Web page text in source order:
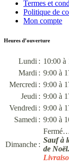
Termes et
Politique de
Mon compte
Heures d’ouverture
Lundi : 10:00 à
Mardi : 9:00 à
Mercredi : 9:00 à
Jeudi : 9:00 à
Vendredi : 9:00 à
Samedi : 9:00 à
Dimanche :
Sauf à
de Noël.